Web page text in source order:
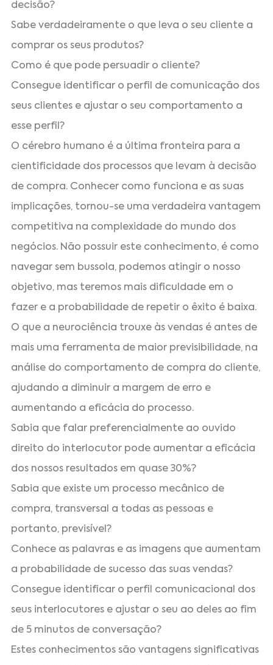
decisão?
Sabe verdadeiramente o que leva o seu cliente a
comprar os seus produtos?
Como é que pode persuadir o cliente?
Consegue identificar o perfil de comunicação dos
seus clientes e ajustar o seu comportamento a
esse perfil?
O cérebro humano é a última fronteira para a
cientificidade dos processos que levam à decisão
de compra. Conhecer como funciona e as suas
implicações, tornou-se uma verdadeira vantagem
competitiva na complexidade do mundo dos
negócios. Não possuir este conhecimento, é como
navegar sem bussola, podemos atingir o nosso
objetivo, mas teremos mais dificuldade em o
fazer e a probabilidade de repetir o êxito é baixa.
O que a neurociência trouxe às vendas é antes de
mais uma ferramenta de maior previsibilidade, na
análise do comportamento de compra do cliente,
ajudando a diminuir a margem de erro e
aumentando a eficácia do processo.
Sabia que falar preferencialmente ao ouvido
direito do interlocutor pode aumentar a eficácia
dos nossos resultados em quase 30%?
Sabia que existe um processo mecânico de
compra, transversal a todas as pessoas e
portanto, previsível?
Conhece as palavras e as imagens que aumentam
a probabilidade de sucesso das suas vendas?
Consegue identificar o perfil comunicacional dos
seus interlocutores e ajustar o seu ao deles ao fim
de 5 minutos de conversação?
Estes conhecimentos são vantagens significativas